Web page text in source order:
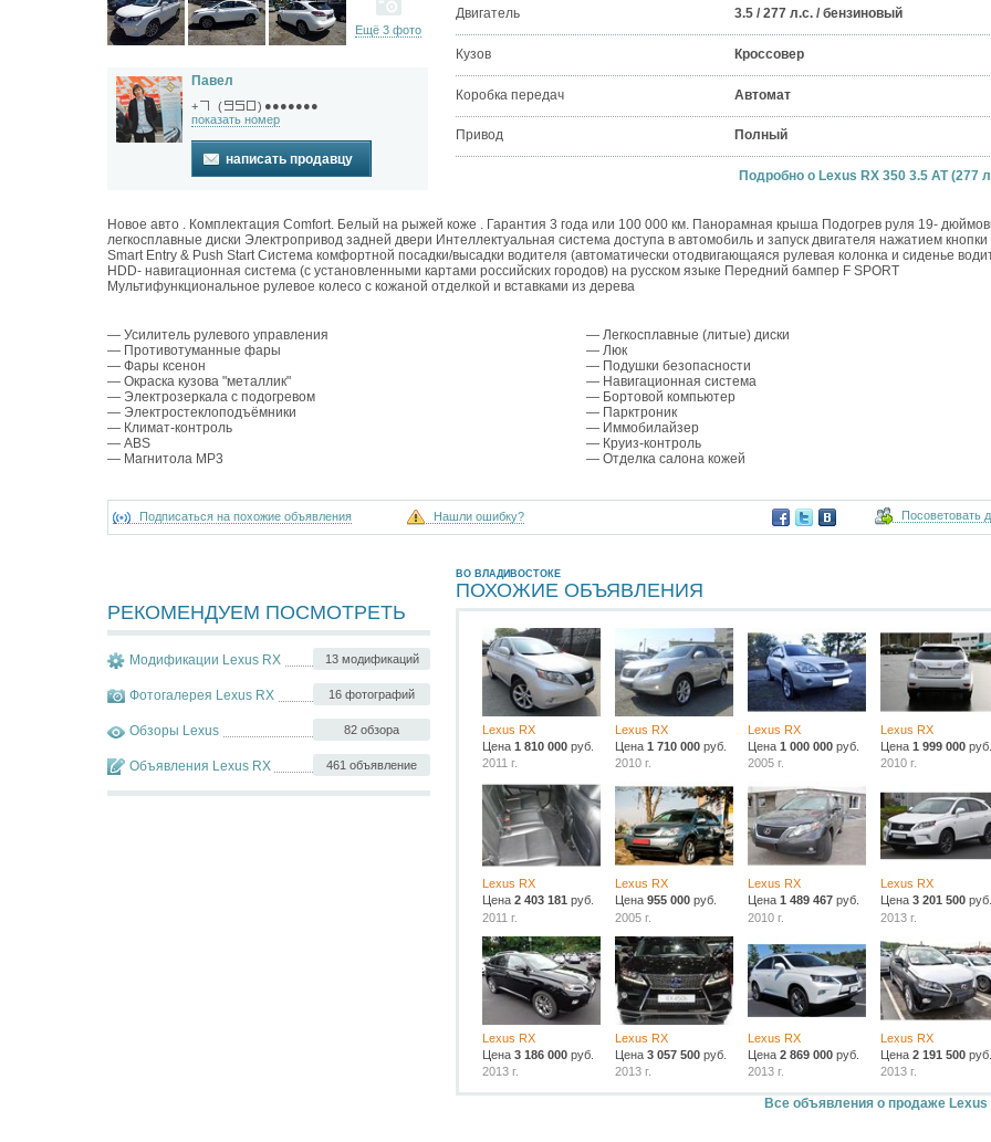
Ещё 3 фото
Павел
+ ( ) ●●●●●●●
показать номер
написать продавцу
Двигатель 3.5 / 277 л.с. / бензиновый
Кузов Кроссовер
Коробка передач Автомат
Привод Полный
Подробно о Lexus RX 350 3.5 AT (277
Новое авто . Комплектация Comfort. Белый на рыжей коже . Гарантия 3 года или 100 000 км. Панорамная крыша Подогрев руля 19-
легкосплавные диски Электропривод задней двери Интеллектуальная система доступа в автомобиль и запуск двигателя нажатием кнопки
Smart Entry & Push Start Система комфортной посадки/высадки водителя (автоматически отодвигающаяся рулевая колонка и сиденье
HDD- навигационная система (с установленными картами российских городов) на русском языке Передний бампер F SPORT
Мультифункциональное рулевое колесо с кожаной отделкой и вставками из дерева
— Усилитель рулевого управления
— Противотуманные фары
— Фары ксенон
— Окраска кузова "металлик"
— Электрозеркала с подогревом
— Электростеклоподъёмники
— Климат-контроль
— ABS
— Магнитола MP3
— Легкосплавные (литые) диски
— Люк
— Подушки безопасности
— Навигационная система
— Бортовой компьютер
— Парктроник
— Иммобилайзер
— Круиз-контроль
— Отделка салона кожей
Посоветовать
Подписаться на похожие объявления Нашли ошибку?
РЕКОМЕНДУЕМ ПОСМОТРЕТЬ
13 модификаций
Модификации Lexus RX
16 фотографий
Фотогалерея Lexus RX
82 обзора
Обзоры Lexus
461 объявление
Объявления Lexus RX
ВО ВЛАДИВОСТОКЕ
ПОХОЖИЕ ОБЪЯВЛЕНИЯ
Lexus RX
Цена1 810 000 руб.
2011 г.
Lexus RX
Цена1 710 000 руб.
2010 г.
Lexus RX
Цена 1 000 000руб.
2005 г.
Lexus RX
Цена 1 999 000руб.
2010 г.
Lexus RX
Цена2 403 181 руб.
2011 г.
Lexus RX
Цена955 000 руб.
2005 г.
Lexus RX
Цена 1 489 467руб.
2010 г.
Lexus RX
Цена 3 201 500руб.
2013 г.
Lexus RX
Цена3 186 000 руб.
2013 г.
Lexus RX
Цена3 057 500 руб.
2013 г.
Lexus RX
Цена 2 869 000руб.
2013 г.
Lexus RX
Цена 2 191 500руб.
2013 г.
Все объявления о продаже Lexus